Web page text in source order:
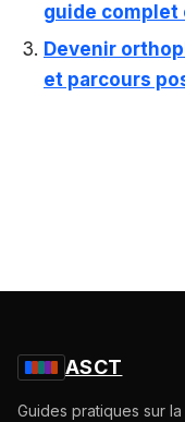
guide
Devenir
et parcours
ASCT
Guides pratiques sur